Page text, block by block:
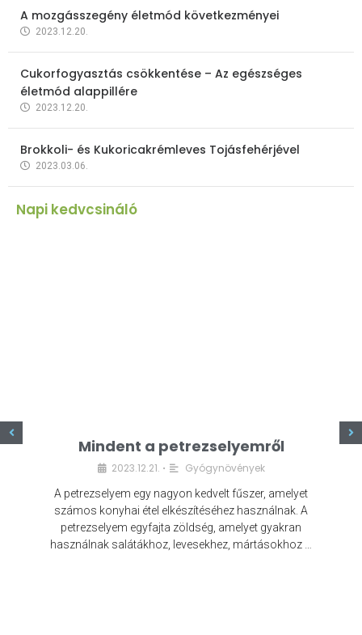
A mozgásszegény életmód következményei
2023.12.20.
Cukorfogyasztás csökkentése – Az egészséges
életmód alappillére
2023.12.20.
Brokkoli- és Kukoricakrémleves Tojásfehérjével
2023.03.06.
Napi kedvcsináló
Mindent a petrezselyemről
2023.12.21. • Gyógynövények
A petrezselyem egy nagyon kedvelt fűszer, amelyet
számos konyhai étel elkészítéséhez használnak. A
petrezselyem egyfajta zöldség, amelyet gyakran
használnak salátákhoz, levesekhez, mártásokhoz …